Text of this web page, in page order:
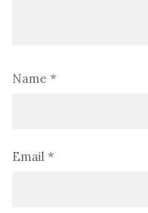
Name *
Email *